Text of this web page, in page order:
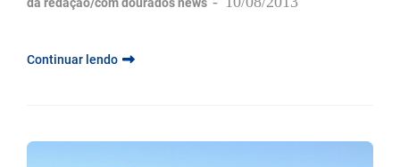
da redação/com dourados news - 10/08/2013
Continuar lendo